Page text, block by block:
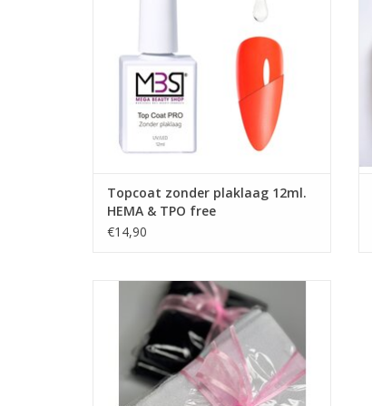
TOEVOEGEN AAN WINKELWAGEN
Topcoat zonder plaklaag 12ml.
HEMA & TPO free
€14,90
Microvezel handdoeken zwart 2 stuks
(73x40)
Handdoek verwarmer
UV sterilisator
Bestel Direct!
Megabeautyshop.nl
Veilig betalen met iDeal!